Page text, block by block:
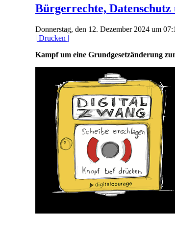
Bürgerrechte,
Donnerstag, den 12. Dezember 2024 um
| Drucken |
Kampf um eine Grundgesetzänderung